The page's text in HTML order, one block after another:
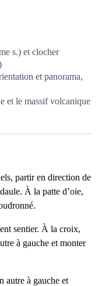
s.) et clocher
et panorama,
et le massif volcanique
partir en direction de
À la patte d’oie,
sentier. À la croix,
à gauche et monter
autre à gauche et